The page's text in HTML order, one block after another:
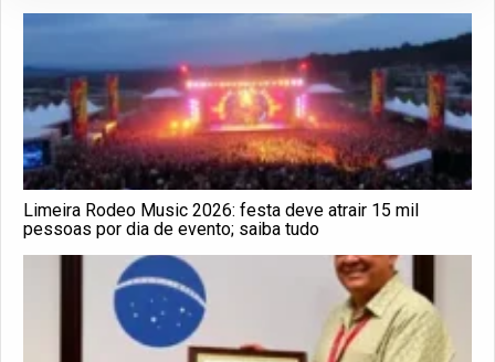
Limeira Rodeo Music 2026: festa deve atrair 15 mil
pessoas por dia de evento; saiba tudo